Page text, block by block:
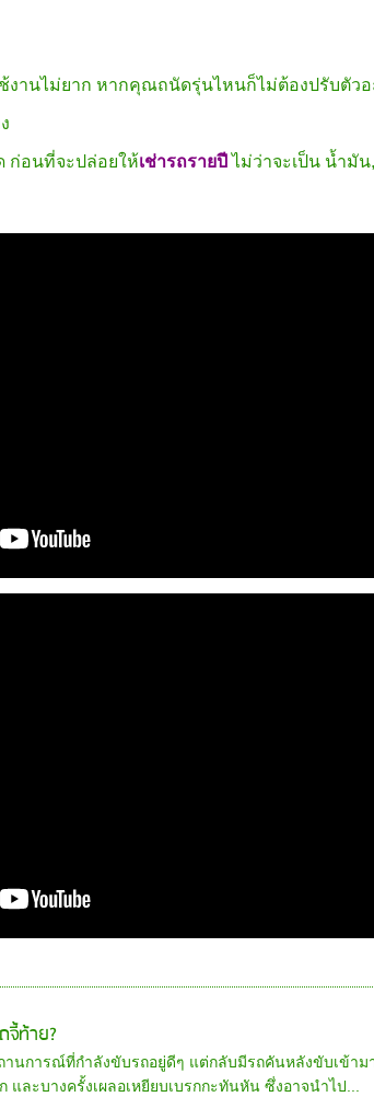
งานไม่ยาก หากคุณถนัดรุ่นไหนก็ไม่ต้องปรับตัวอ
ก่อนที่จะปล่อยให้เช่ารถรายปี ไม่ว่าจะเป็น น้ำมั
จี้ท้าย?
านการณ์ที่กำลังขับรถอยู่ดีๆ แต่กลับมีรถคันหลังขับเข้าม
ละบางครั้งเผลอเหยียบเบรกกะทันหัน ซึ่งอาจนำไป...